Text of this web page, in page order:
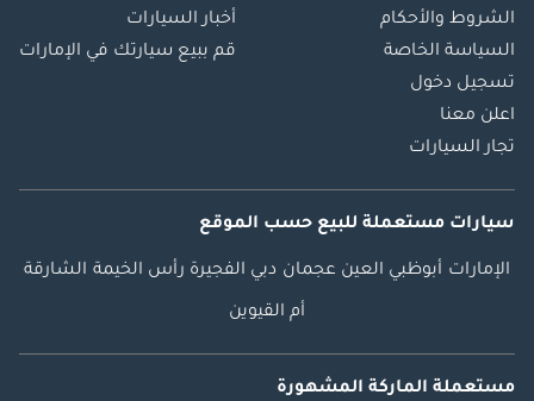
الشروط والأحكام
السياسة الخاصة
تسجيل دخول
اعلن معنا
تجار السيارات
أخبار السيارات
قم ببيع سيارتك في الإمارات
سيارات مستعملة للبيع حسب الموقع
الإمارات أبوظبي العين عجمان دبي الفجيرة رأس الخيمة الشارقة
أم القيوين
مستعملة الماركة المشهورة